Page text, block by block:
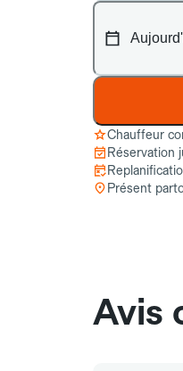
Chauffeur
Réservation
Présent
Avis